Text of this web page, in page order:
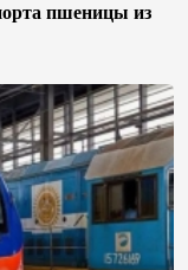
пшеницы из